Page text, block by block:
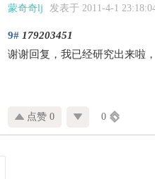
蒙奇奇lj 发表于 2011-4-1
9# 179203451
谢谢回复，我已经研究出来啦
点赞 0 0